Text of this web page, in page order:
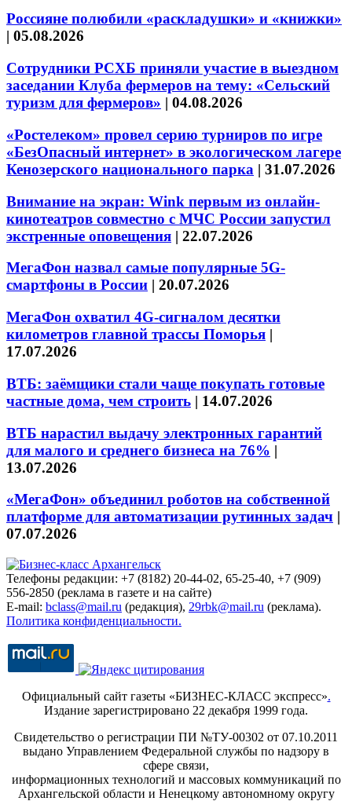
Россияне полюбили «раскладушки» и «книжки»
| 05.08.2026
Сотрудники РСХБ приняли участие в выездном
заседании Клуба фермеров на тему: «Сельский
туризм для фермеров» | 04.08.2026
«Ростелеком» провел серию турниров по игре
«БезОпасный интернет» в экологическом лагере
Кенозерского национального парка | 31.07.2026
Внимание на экран: Wink первым из онлайн-
кинотеатров совместно с МЧС России запустил
экстренные оповещения | 22.07.2026
МегаФон назвал самые популярные 5G-
смартфоны в России | 20.07.2026
МегаФон охватил 4G-сигналом десятки
километров главной трассы Поморья |
17.07.2026
ВТБ: заёмщики стали чаще покупать готовые
частные дома, чем строить | 14.07.2026
ВТБ нарастил выдачу электронных гарантий
для малого и среднего бизнеса на 76% |
13.07.2026
«МегаФон» объединил роботов на собственной
платформе для автоматизации рутинных задач |
07.07.2026
Телефоны редакции: +7 (8182) 20-44-02, 65-25-40, +7 (909)
556-2850 (реклама в газете и на сайте)
E-mail: bclass@mail.ru (редакция), 29rbk@mail.ru (реклама).
Политика конфиденциальности.
Официальный сайт газеты «БИЗНЕС-КЛАСС экспресс».
Издание зарегистрировано 22 декабря 1999 года.
Свидетельство о регистрации ПИ №ТУ-00302 от 07.10.2011
выдано Управлением Федеральной службы по надзору в
сфере связи,
информационных технологий и массовых коммуникаций по
Архангельской области и Ненецкому автономному округу